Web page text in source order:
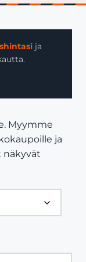
ja
Myymme
ja
näkyvät